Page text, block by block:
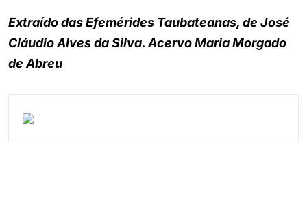
Extraído das Efemérides Taubateanas, de José
Cláudio Alves da Silva. Acervo Maria Morgado
de Abreu